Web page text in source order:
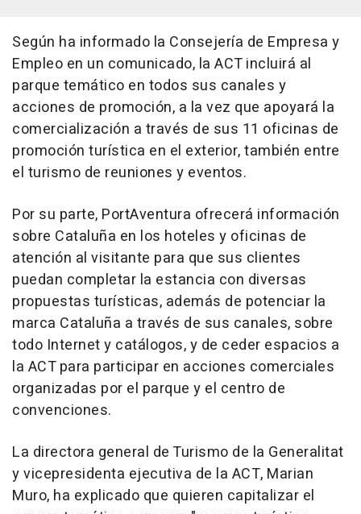
Según ha informado la Consejería de Empresa y
Empleo en un comunicado, la ACT incluirá al
parque temático en todos sus canales y
acciones de promoción, a la vez que apoyará la
comercialización a través de sus 11 oficinas de
promoción turística en el exterior, también entre
el turismo de reuniones y eventos.
Por su parte, PortAventura ofrecerá información
sobre Cataluña en los hoteles y oficinas de
atención al visitante para que sus clientes
puedan completar la estancia con diversas
propuestas turísticas, además de potenciar la
marca Cataluña a través de sus canales, sobre
todo Internet y catálogos, y de ceder espacios a
la ACT para participar en acciones comerciales
organizadas por el parque y el centro de
convenciones.
La directora general de Turismo de la Generalitat
y vicepresidenta ejecutiva de la ACT, Marian
Muro, ha explicado que quieren capitalizar el